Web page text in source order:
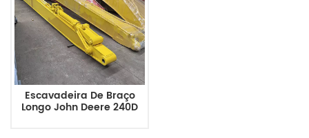
Escavadeira De Braço
Longo John Deere 240D